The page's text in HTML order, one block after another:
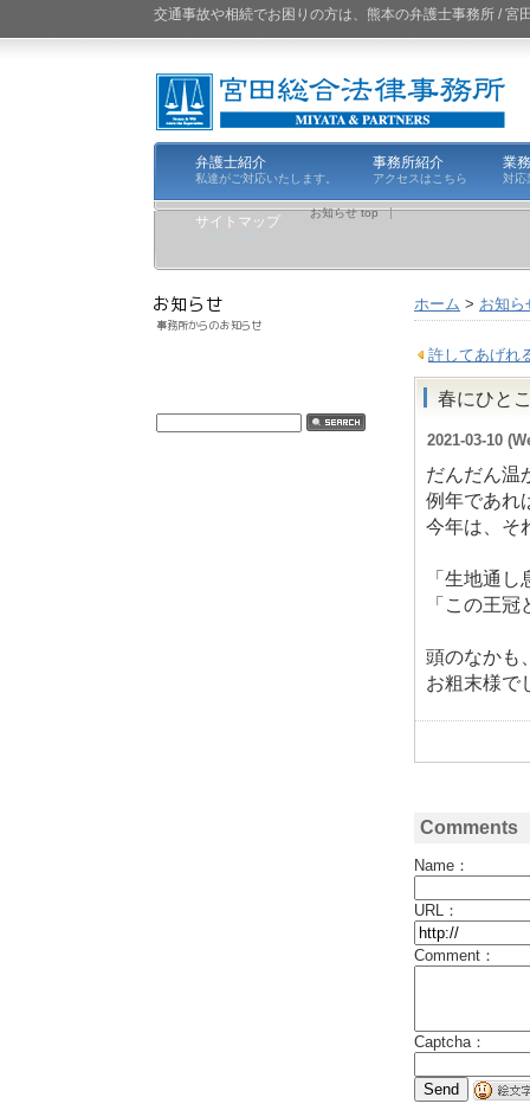
交通事故や相続でお困りの方は、熊本の弁護士事務所 / 宮
弁護士紹介
私達がご対応いたします。
事務所紹介
アクセスはこちら
業
対応
サイトマップ
お知らせ top
ホーム > お知ら
許してあげれ
春にひと
2021-03-10
だんだん温
例年であれ
今年は、そ
「生地通
「この王
頭のなかも
お粗末様
Comments
Name：
URL：
Comment：
Captcha：